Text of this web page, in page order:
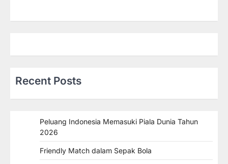
Recent Posts
Peluang Indonesia Memasuki Piala Dunia Tahun
2026
Friendly Match dalam Sepak Bola